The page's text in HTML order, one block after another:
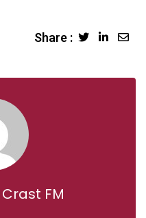
Share :
Crast FM